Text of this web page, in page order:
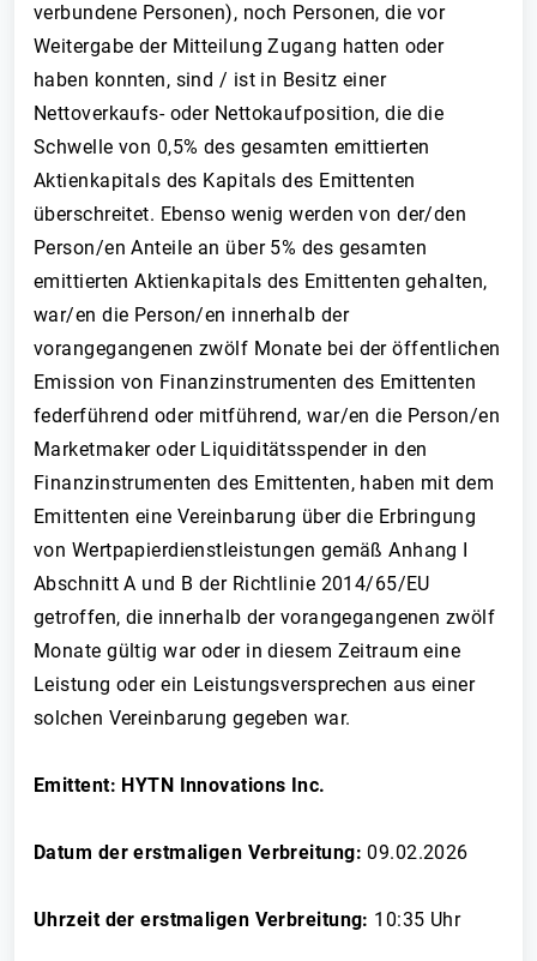
verbundene Personen), noch Personen, die vor
Weitergabe der Mitteilung Zugang hatten oder
haben konnten, sind / ist in Besitz einer
Nettoverkaufs- oder Nettokaufposition, die die
Schwelle von 0,5% des gesamten emittierten
Aktienkapitals des Kapitals des Emittenten
überschreitet. Ebenso wenig werden von der/den
Person/en Anteile an über 5% des gesamten
emittierten Aktienkapitals des Emittenten gehalten,
war/en die Person/en innerhalb der
vorangegangenen zwölf Monate bei der öffentlichen
Emission von Finanzinstrumenten des Emittenten
federführend oder mitführend, war/en die Person/en
Marketmaker oder Liquiditätsspender in den
Finanzinstrumenten des Emittenten, haben mit dem
Emittenten eine Vereinbarung über die Erbringung
von Wertpapierdienstleistungen gemäß Anhang I
Abschnitt A und B der Richtlinie 2014/65/EU
getroffen, die innerhalb der vorangegangenen zwölf
Monate gültig war oder in diesem Zeitraum eine
Leistung oder ein Leistungsversprechen aus einer
solchen Vereinbarung gegeben war.
Emittent: HYTN Innovations Inc.
Datum der erstmaligen Verbreitung: 09.02.2026
Uhrzeit der erstmaligen Verbreitung: 10:35 Uhr